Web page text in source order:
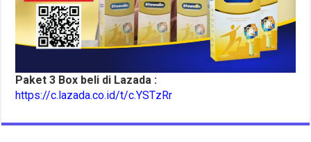
Paket 3 Box beli di Lazada :
https://c.lazada.co.id/t/c.YSTzRr